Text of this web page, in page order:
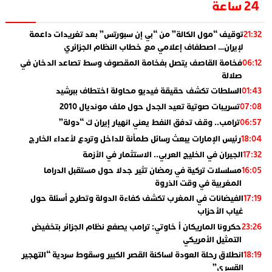
24 ساعة
21:32توقيف “مول الكالة” من “بي إن سبورتس” بعد تغريدات داعمة
لإيران… اصطفاف إعلامي مع خطاب النظام الجزائري
06:12فخامة القاصف يتصل بفخامة المقصوف وسط تصاعد الدخان في
صلالة
01:43السلطات تكشف حقيقة فيديو محاولة اختطاف ببرشيد
07:08تسريبات صوتية تعيد الجدل حول ملف مونديال 2010
06:57ترامب.. وقف تدفق النفط يعني انهيار إيران ك “دولة”
18:04رئيس الإمارات يبعث رسائل طمأنة للداخل وتردع لأعداء الخارج
17:32الجيران في الخليج العربي.. الاستثمار في الأزمة
16:05مسلسلات تركية في رمضان تثير جدلا حول مستقبل الدراما
المغربية في وقت الذروة
17:19الفيضانات في المغرب تكشف كفاءة الدولة وتطرح أسئلة حول
غياب الأحزاب
23:26حكرونا الماريكان أ خاوتي: ترامب يصفع نظام الجزائر بتخفيض
التمثيل الأمريكي
18:19انطلاق رحلة العودة لساكنة القصر الكبير وسقوط سردية “التهجير
القسري”